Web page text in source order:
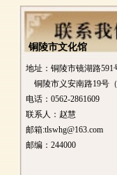
铜陵市文化馆
地址：铜陵市镜湖路591
铜陵市义安南路19号（
电话：0562-2861609
联系人：赵慧
邮箱:tlswhg@163.com
邮编：244000